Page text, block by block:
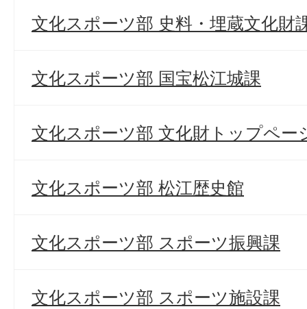
文化スポーツ部 史料・埋蔵文化財
文化スポーツ部 国宝松江城課
文化スポーツ部 文化財トップペー
文化スポーツ部 松江歴史館
文化スポーツ部 スポーツ振興課
文化スポーツ部 スポーツ施設課